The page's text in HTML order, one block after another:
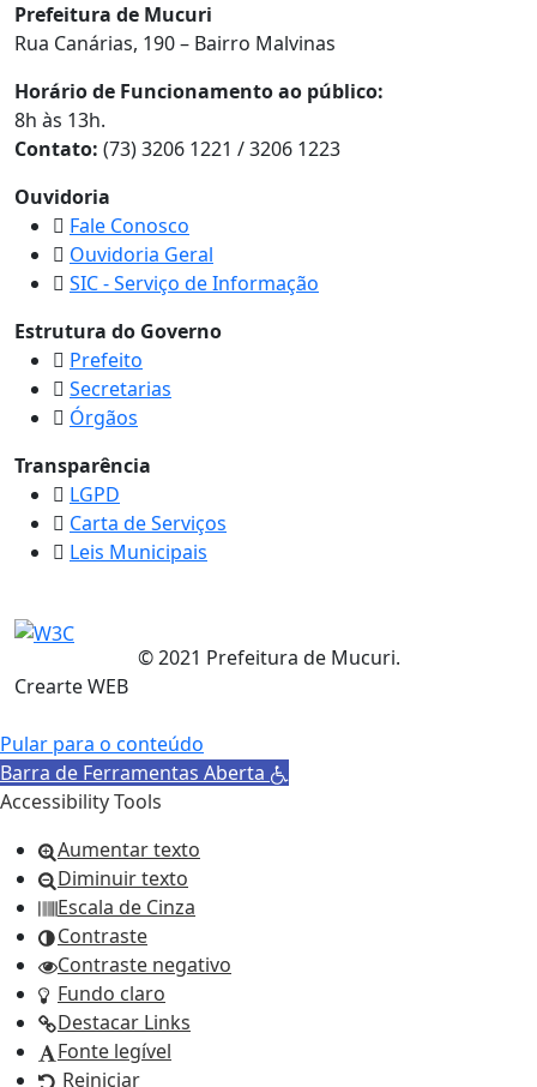
Prefeitura de Mucuri
Rua Canárias, 190 – Bairro Malvinas
Horário de Funcionamento ao público:
8h às 13h.
Contato: (73) 3206 1221 / 3206 1223
Ouvidoria
Fale Conosco
Ouvidoria Geral
SIC - Serviço de Informação
Estrutura do Governo
Prefeito
Secretarias
Órgãos
Transparência
LGPD
Carta de Serviços
Leis Municipais
© 2021 Prefeitura de Mucuri.
Crearte WEB
Pular para o conteúdo
Barra de Ferramentas Aberta
Accessibility Tools
Aumentar texto
Diminuir texto
Escala de Cinza
Contraste
Contraste negativo
Fundo claro
Destacar Links
Fonte legível
Reiniciar